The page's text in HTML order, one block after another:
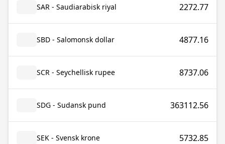
SAR - Saudiarabisk riyal 2272.77
SBD - Salomonsk dollar 4877.16
SCR - Seychellisk rupee 8737.06
SDG - Sudansk pund 363112.56
SEK - Svensk krone 5732.85